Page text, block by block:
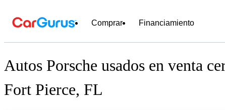
Comprar Financiamiento
Autos Porsche usados en venta
Fort Pierce, FL